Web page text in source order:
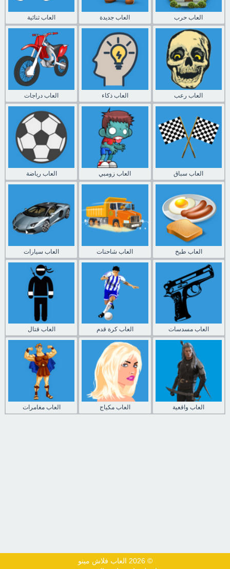
العاب ثنائية العاب جديدة العاب حرب
العاب دراجات العاب ذكاء العاب رعب
العاب رياضة العاب زومبي العاب سباق
العاب سيارات العاب شاحنات العاب طبخ
العاب قتال العاب كرة قدم العاب مسدسات
العاب مغامرات العاب مكياج العاب واقعية
© 2026 العاب فلاش مينو